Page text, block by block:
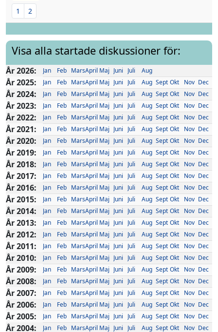
1 2
Visa alla startade diskussioner för:
År 2026: Jan Feb MarsApril Maj Juni Juli Aug
År 2025: Jan Feb MarsApril Maj Juni Juli Aug Sept Okt Nov Dec
År 2024: Jan Feb MarsApril Maj Juni Juli Aug Sept Okt Nov Dec
År 2023: Jan Feb MarsApril Maj Juni Juli Aug Sept Okt Nov Dec
År 2022: Jan Feb MarsApril Maj Juni Juli Aug Sept Okt Nov Dec
År 2021: Jan Feb MarsApril Maj Juni Juli Aug Sept Okt Nov Dec
År 2020: Jan Feb MarsApril Maj Juni Juli Aug Sept Okt Nov Dec
År 2019: Jan Feb MarsApril Maj Juni Juli Aug Sept Okt Nov Dec
År 2018: Jan Feb MarsApril Maj Juni Juli Aug Sept Okt Nov Dec
År 2017: Jan Feb MarsApril Maj Juni Juli Aug Sept Okt Nov Dec
År 2016: Jan Feb MarsApril Maj Juni Juli Aug Sept Okt Nov Dec
År 2015: Jan Feb MarsApril Maj Juni Juli Aug Sept Okt Nov Dec
År 2014: Jan Feb MarsApril Maj Juni Juli Aug Sept Okt Nov Dec
År 2013: Jan Feb MarsApril Maj Juni Juli Aug Sept Okt Nov Dec
År 2012: Jan Feb MarsApril Maj Juni Juli Aug Sept Okt Nov Dec
År 2011: Jan Feb MarsApril Maj Juni Juli Aug Sept Okt Nov Dec
År 2010: Jan Feb MarsApril Maj Juni Juli Aug Sept Okt Nov Dec
År 2009: Jan Feb MarsApril Maj Juni Juli Aug Sept Okt Nov Dec
År 2008: Jan Feb MarsApril Maj Juni Juli Aug Sept Okt Nov Dec
År 2007: Jan Feb MarsApril Maj Juni Juli Aug Sept Okt Nov Dec
År 2006: Jan Feb MarsApril Maj Juni Juli Aug Sept Okt Nov Dec
År 2005: Jan Feb MarsApril Maj Juni Juli Aug Sept Okt Nov Dec
År 2004: Jan Feb MarsApril Maj Juni Juli Aug Sept Okt Nov Dec